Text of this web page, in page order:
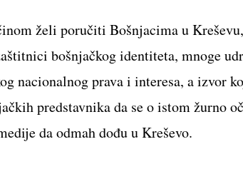
želi poručiti Bošnjacima u
bošnjačkog identiteta, mnoge
nacionalnog prava i interesa, a izvor
predstavnika da se o istom žurno
da odmah dođu u Kreševo.